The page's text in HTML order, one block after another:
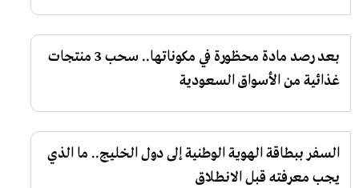
بعد رصد مادة محظورة في مكوناتها.. سحب 3 منتجات
غذائية من الأسواق السعودية
السفر ببطاقة الهوية الوطنية إلى دول الخليج.. ما الذي
يجب معرفته قبل الانطلاق